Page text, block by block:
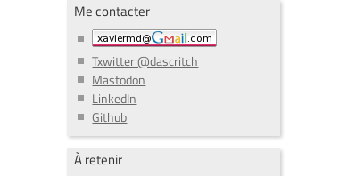
Me contacter
Txwitter @dascritch
Mastodon
LinkedIn
Github
À retenir